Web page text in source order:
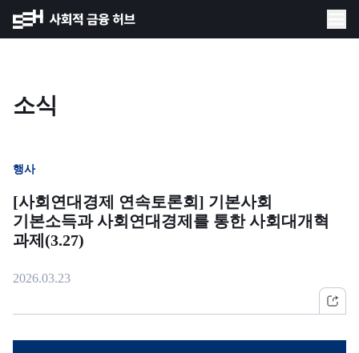
소식
행사
[사회연대경제 연속토론회] 기본사회
기본소득과 사회연대경제를 통한 사회대개혁
과제(3.27)
2026.03.23